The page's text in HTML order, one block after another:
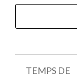
TEMPS DE